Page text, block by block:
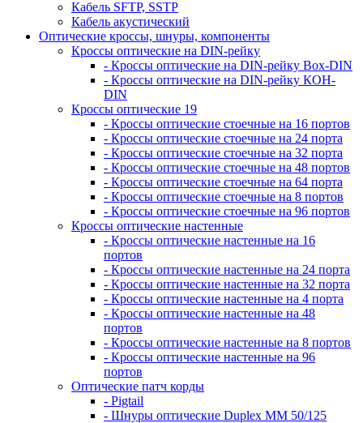
Кабель SFTP, SSTP
Кабель акустический
Оптические кроссы, шнуры, компоненты
Кроссы оптические на DIN-рейку
- Кроссы оптические на DIN-рейку Box-DIN
- Кроссы оптические на DIN-рейку КОН-
DIN
Кроссы оптические 19
- Кроссы оптические стоечные на 16 портов
- Кроссы оптические стоечные на 24 порта
- Кроссы оптические стоечные на 32 порта
- Кроссы оптические стоечные на 48 портов
- Кроссы оптические стоечные на 64 порта
- Кроссы оптические стоечные на 8 портов
- Кроссы оптические стоечные на 96 портов
Кроссы оптические настенные
- Кроссы оптические настенные на 16
портов
- Кроссы оптические настенные на 24 порта
- Кроссы оптические настенные на 32 порта
- Кроссы оптические настенные на 4 порта
- Кроссы оптические настенные на 48
портов
- Кроссы оптические настенные на 8 портов
- Кроссы оптические настенные на 96
портов
Оптические патч корды
- Pigtail
- Шнуры оптические Duplex MM 50/125